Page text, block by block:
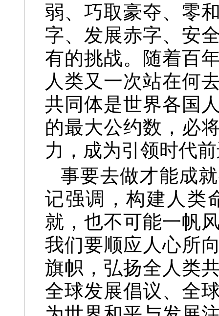
弱、巧取豪夺、零
字、发展赤字、安
有的挑战。随着百
人类又一次站在何
共同体是世界各国
的最大公约数，必
力，成为引领时代
事要去做才能成
记强调，构建人类
就，也不可能一帆
我们要顺应人心所
旗帜，弘扬全人类
全球发展倡议、全